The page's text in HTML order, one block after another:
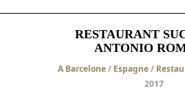
RESTAURANT
ANTONIO
A Barcelone/ Espagne/
2017